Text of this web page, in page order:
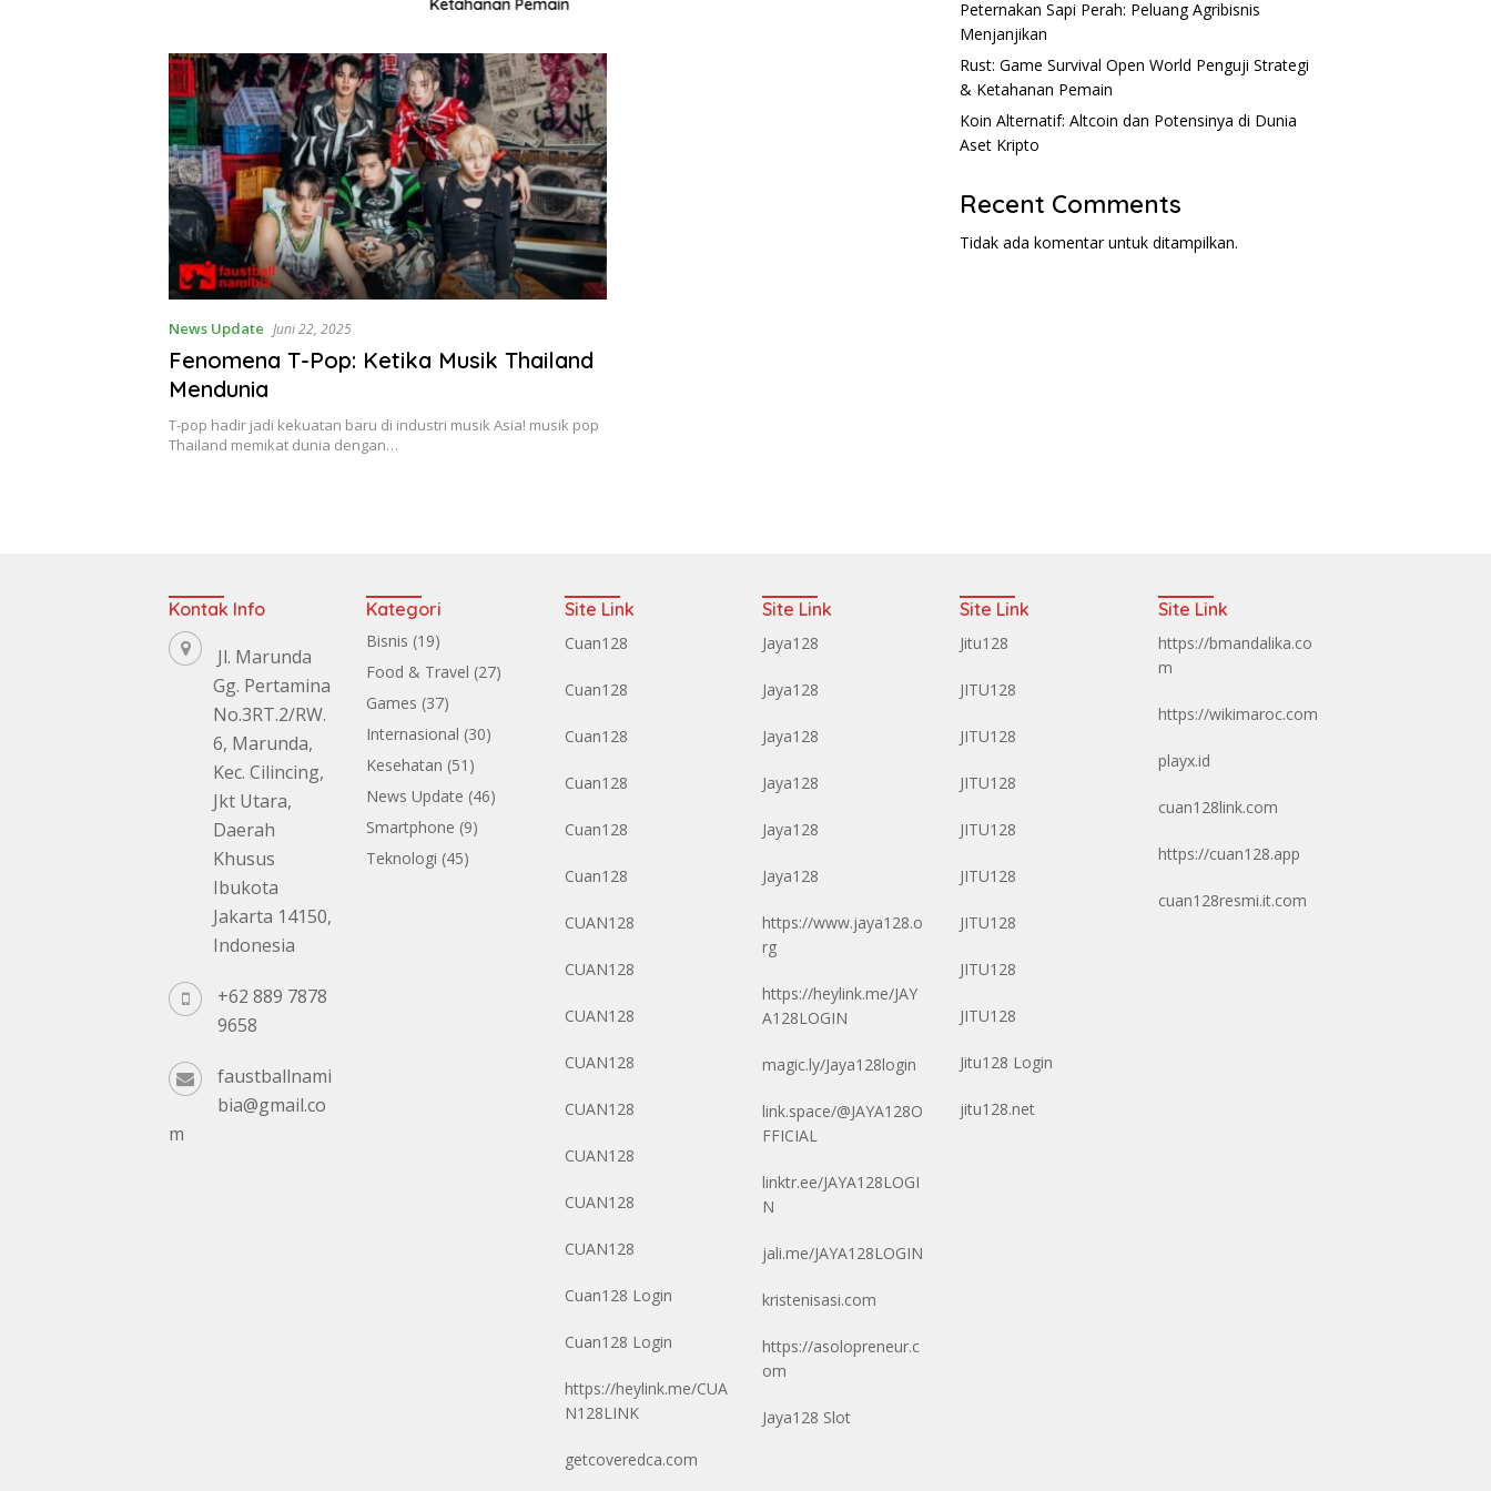
News Update Juni 22, 2025
Fenomena T-Pop: Ketika Musik Thailand
Mendunia
T-pop hadir jadi kekuatan baru di industri musik Asia! musik pop
Thailand memikat dunia dengan…
Peternakan Sapi Perah: Peluang Agribisnis
Menjanjikan
Rust: Game Survival Open World Penguji Strategi
& Ketahanan Pemain
Koin Alternatif: Altcoin dan Potensinya di Dunia
Aset Kripto
Recent Comments
Tidak ada komentar untuk ditampilkan.
Kontak Info
Jl. Marunda
Gg. Pertamina
No.3RT.2/RW.
6, Marunda,
Kec. Cilincing,
Jkt Utara,
Daerah
Khusus
Ibukota
Jakarta 14150,
Indonesia
+62 889 7878
9658
faustballnami
bia@gmail.co
m
Kategori
Bisnis (19)
Food & Travel (27)
Games (37)
Internasional (30)
Kesehatan (51)
News Update (46)
Smartphone (9)
Teknologi (45)
Site Link
Cuan128
Cuan128
Cuan128
Cuan128
Cuan128
Cuan128
CUAN128
CUAN128
CUAN128
CUAN128
CUAN128
CUAN128
CUAN128
CUAN128
Cuan128 Login
Cuan128 Login
https://heylink.me/CUA
N128LINK
getcoveredca.com
Site Link
Jaya128
Jaya128
Jaya128
Jaya128
Jaya128
Jaya128
https://www.jaya128.o
rg
https://heylink.me/JAY
A128LOGIN
magic.ly/Jaya128login
link.space/@JAYA128O
FFICIAL
linktr.ee/JAYA128LOGI
N
jali.me/JAYA128LOGIN
kristenisasi.com
https://asolopreneur.c
om
Jaya128 Slot
Site Link
Jitu128
JITU128
JITU128
JITU128
JITU128
JITU128
JITU128
JITU128
JITU128
Jitu128 Login
jitu128.net
Site Link
https://bmandalika.co
m
https://wikimaroc.com
playx.id
cuan128link.com
https://cuan128.app
cuan128resmi.it.com